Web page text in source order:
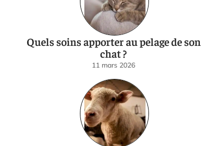
Quels soins apporter au pelage de son
chat ?
11 mars 2026